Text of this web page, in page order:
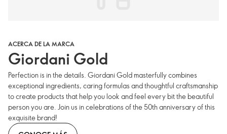
ACERCA DE LA MARCA
Giordani Gold
Perfection is in the details. Giordani Gold masterfully combines
exceptional ingredients, caring formulas and thoughtful craftsmanship
to create products that help you look and feel every bit the beautiful
person you are. Join us in celebrations of the 50th anniversary of this
exquisite brand!